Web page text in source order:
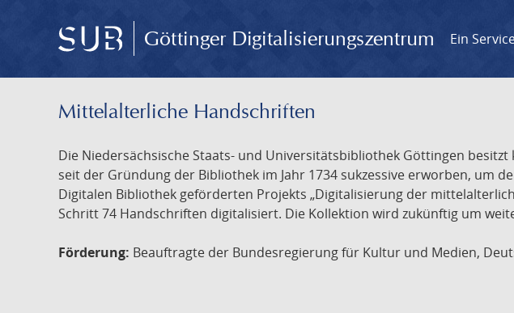
Göttinger Digitalisierungszentrum Ein
Mittelalterliche Handschriften
Die Niedersächsische Staats- und Universitätsbibliothek Göttingen
seit der Gründung der Bibliothek im Jahr 1734 sukzessive erworben, um
Digitalen Bibliothek geförderten Projekts „Digitalisierung der
Schritt 74 Handschriften digitalisiert. Die Kollektion wird zukünftig um
Förderung: Beauftragte der Bundesregierung für Kultur und Medien,